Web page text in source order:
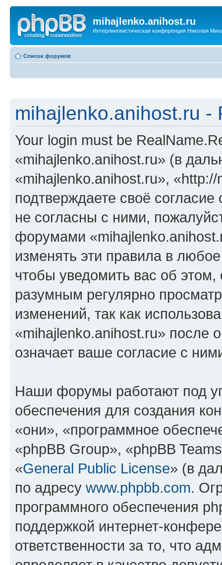
mihajlenko.anihost.ru
Интерлингвистическая конференция Николая
Список форумов
mihajlenko.anihost.ru -
Your login must be
«mihajlenko.anihost.ru» (в
«mihajlenko.anihost.ru»,
подтверждаете своё
не согласны с ними,
форумами
изменять эти правила в
чтобы уведомить вас об
разумным регулярно
изменений, так как
«mihajlenko.anihost.ru» после
означает ваше согласие с
Наши форумы работают под
обеспечения для создания
«они», «программное
«phpBB Group», «phpBB
«General Public License» (в
по адресу www.phpbb.com.
программного обеспечения
поддержкой интернет-
ответственности за то, что